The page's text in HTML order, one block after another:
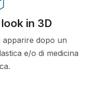
in 3D
apparire dopo un
e/o di medicina